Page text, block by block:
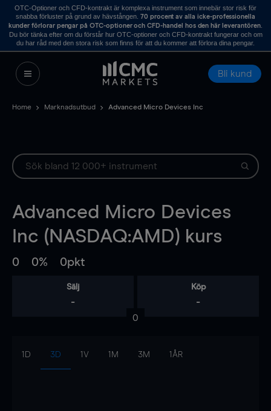
OTC-Optioner och CFD-kontrakt är komplexa instrument som innebär stor risk för
snabba förluster på grund av hävstången. 70 procent av alla icke-professionella
kunder förlorar pengar på OTC-optioner och CFD-handel hos den här leverantören.
Du bör tänka efter om du förstår hur OTC-optioner och CFD-kontrakt fungerar och om
du har råd med den stora risk som finns för att du kommer att förlora dina pengar.
Bli kund
Home Marknadsutbud Advanced Micro Devices Inc
Advanced Micro Devices
Inc (NASDAQ:AMD) kurs
0 0% 0pkt
Sälj
-
Köp
-
0
1D 3D 1V 1M 3M 1ÅR